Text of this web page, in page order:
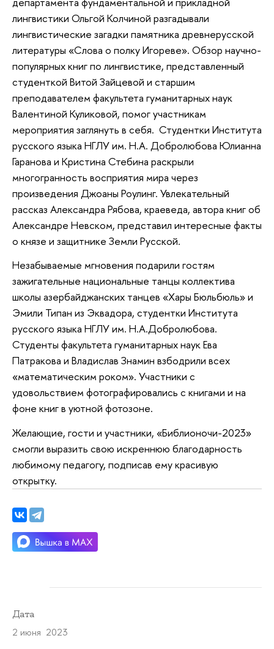
лингвистики Ольгой Колчиной разгадывали
лингвистические загадки памятника древнерусской
литературы «Слова о полку Игореве». Обзор научно-
популярных книг по лингвистике, представленный
студенткой Витой Зайцевой и старшим
преподавателем факультета гуманитарных наук
Валентиной Куликовой, помог участникам
мероприятия заглянуть в себя. Студентки Института
русского языка НГЛУ им. Н.А. Добролюбова Юлианна
Гаранова и Кристина Стебина раскрыли
многогранность восприятия мира через
произведения Джоаны Роулинг. Увлекательный
рассказ Александра Рябова, краеведа, автора книг об
Александре Невском, представил интересные факты
о князе и защитнике Земли Русской.
Незабываемые мгновения подарили гостям
зажигательные национальные танцы коллектива
школы азербайджанских танцев «Хары Бюльбюль» и
Эмили Типан из Эквадора, студентки Института
русского языка НГЛУ им. Н.А.Добролюбова.
Студенты факультета гуманитарных наук Ева
Патракова и Владислав Знамин взбодрили всех
«математическим роком». Участники с
удовольствием фотографировались с книгами и на
фоне книг в уютной фотозоне.
Желающие, гости и участники, «Библионочи-2023»
смогли выразить свою искреннюю благодарность
любимому педагогу, подписав ему красивую
открытку.
Дата
2 июня 2023